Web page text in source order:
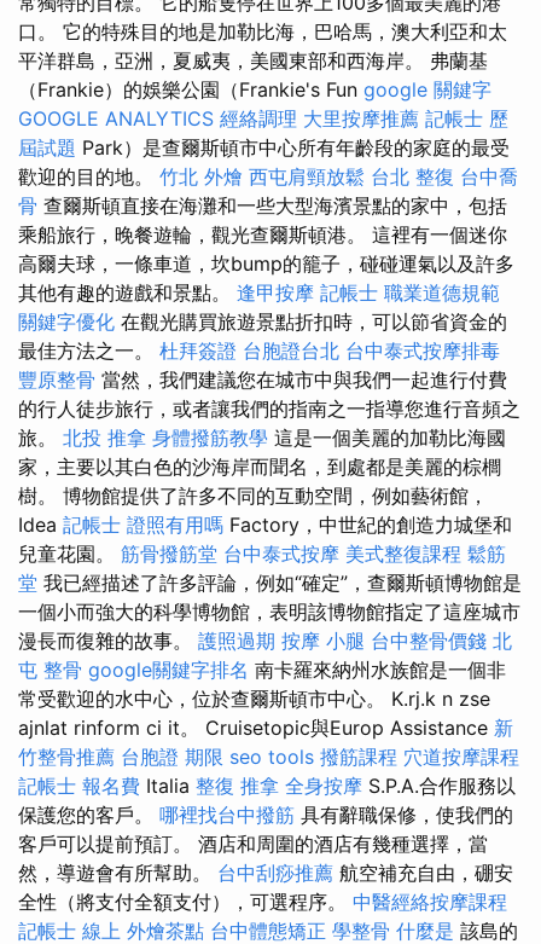
口。 它的特殊目的地是加勒比海，巴哈馬，澳大利亞和太
平洋群島，亞洲，夏威夷，美國東部和西海岸。 弗蘭基
（Frankie）的娛樂公園（Frankie's Fun google 關鍵字
GOOGLE ANALYTICS 經絡調理 大里按摩推薦 記帳士 歷
屆試題 Park）是查爾斯頓市中心所有年齡段的家庭的最受
歡迎的目的地。 竹北 外燴 西屯肩頸放鬆 台北 整復 台中喬
骨 查爾斯頓直接在海灘和一些大型海濱景點的家中，包括
乘船旅行，晚餐遊輪，觀光查爾斯頓港。 這裡有一個迷你
高爾夫球，一條車道，坎bump的籠子，碰碰運氣以及許多
其他有趣的遊戲和景點。 逢甲按摩 記帳士 職業道德規範
關鍵字優化 在觀光購買旅遊景點折扣時，可以節省資金的
最佳方法之一。 杜拜簽證 台胞證台北 台中泰式按摩排毒
豐原整骨 當然，我們建議您在城市中與我們一起進行付費
的行人徒步旅行，或者讓我們的指南之一指導您進行音頻之
旅。 北投 推拿 身體撥筋教學 這是一個美麗的加勒比海國
家，主要以其白色的沙海岸而聞名，到處都是美麗的棕櫚
樹。 博物館提供了許多不同的互動空間，例如藝術館，
Idea 記帳士 證照有用嗎 Factory，中世紀的創造力城堡和
兒童花園。 筋骨撥筋堂 台中泰式按摩 美式整復課程 鬆筋
堂 我已經描述了許多評論，例如“確定”，查爾斯頓博物館是
一個小而強大的科學博物館，表明該博物館指定了這座城市
漫長而復雜的故事。 護照過期 按摩 小腿 台中整骨價錢 北
屯 整骨 google關鍵字排名 南卡羅來納州水族館是一個非
常受歡迎的水中心，位於查爾斯頓市中心。 K.rj.k n zse
ajnlat rinform ci it。 Cruisetopic與Europ Assistance 新
竹整骨推薦 台胞證 期限 seo tools 撥筋課程 穴道按摩課程
記帳士 報名費 Italia 整復 推拿 全身按摩 S.P.A.合作服務以
保護您的客戶。 哪裡找台中撥筋 具有辭職保修，使我們的
客戶可以提前預訂。 酒店和周圍的酒店有幾種選擇，當
然，導遊會有所幫助。 台中刮痧推薦 航空補充自由，硼安
全性（將支付全額支付），可選程序。 中醫經絡按摩課程
記帳士 線上 外燴茶點 台中體態矯正 學整骨 什麼是 該島的